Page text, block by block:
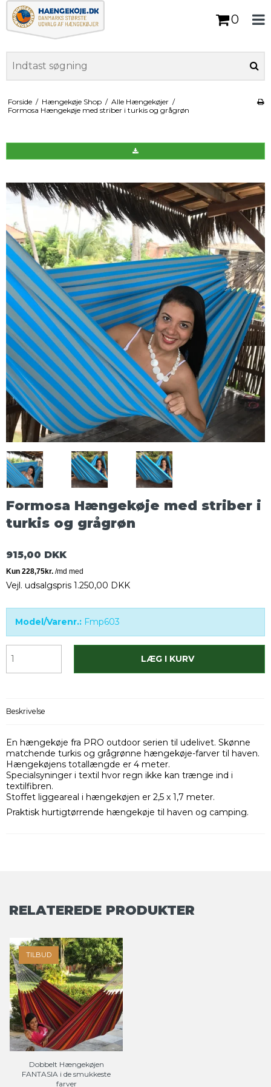
0
Forside / Hængekøje Shop / Alle Hængekøjer /
Formosa Hængekøje med striber i turkis og grågrøn
Formosa Hængekøje med striber i
turkis og grågrøn
915,00 DKK
Vejl. udsalgspris 1.250,00 DKK
Model/Varenr.: Fmp603
LÆG I KURV
Beskrivelse
En hængekøje fra PRO outdoor serien til udelivet. Skønne
matchende turkis og grågrønne hængekøje-farver til haven.
Hængekøjens totallængde er 4 meter.
Specialsyninger i textil hvor regn ikke kan trænge ind i
textilfibren.
Stoffet liggeareal i hængekøjen er 2,5 x 1,7 meter.
Praktisk hurtigtørrende hængekøje til haven og camping.
RELATEREDE PRODUKTER
TILBUD
Dobbelt Hængekøjen
FANTASIA i de smukkeste
farver